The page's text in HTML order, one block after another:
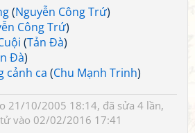
(Nguyễn Công Trứ)
Công Trứ)
(Tản Đà)
Đà)
cảnh ca (Chu Mạnh Trinh)
21/10/2005 18:14, đã sửa 4 lần,
vào 02/02/2016 17:41